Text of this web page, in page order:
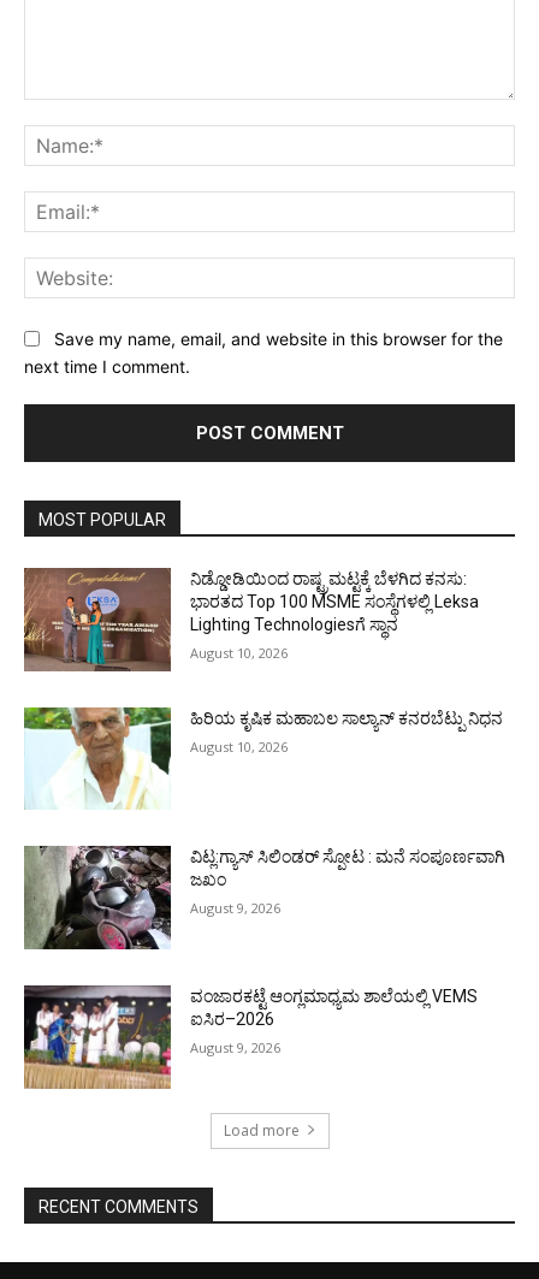
Save my name, email, and website in this browser for the
next time I comment.
MOST POPULAR
ನಿಡ್ಡೋಡಿಯಿಂದ ರಾಷ್ಟ್ರಮಟ್ಟಕ್ಕೆ ಬೆಳಗಿದ ಕನಸು:
ಭಾರತದ Top 100 MSME ಸಂಸ್ಥೆಗಳಲ್ಲಿ Leksa
Lighting Technologiesಗೆ ಸ್ಥಾನ
August 10, 2026
ಹಿರಿಯ ಕೃಷಿಕ ಮಹಾಬಲ ಸಾಲ್ಯಾನ್ ಕನರಬೆಟ್ಪು ನಿಧನ
August 10, 2026
ವಿಟ್ಲ:ಗ್ಯಾಸ್ ಸಿಲಿಂಡರ್ ಸ್ಪೋಟ : ಮನೆ ಸಂಪೂರ್ಣವಾಗಿ
ಜಖಂ
August 9, 2026
ವಂಜಾರಕಟ್ಟೆ ಆಂಗ್ಲಮಾಧ್ಯಮ ಶಾಲೆಯಲ್ಲಿ VEMS
ಐಸಿರ–2026
August 9, 2026
Load more
RECENT COMMENTS